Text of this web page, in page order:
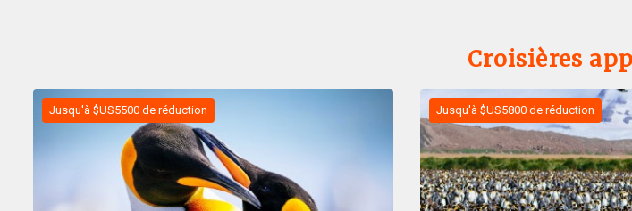
Croisières
Jusqu'à $US5500 de réduction Jusqu'à $US5800 de réduction